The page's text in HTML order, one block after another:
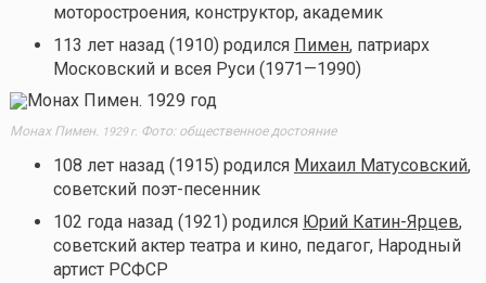
моторостроения, конструктор, академик
113 лет назад (1910) родился Пимен, патриарх
Московский и всея Руси (1971—1990)
Монах Пимен. 1929 г. Фото: общественное достояние
108 лет назад (1915) родился Михаил Матусовский,
советский поэт-песенник
102 года назад (1921) родился Юрий Катин-Ярцев,
советский актер театра и кино, педагог, Народный
артист РСФСР